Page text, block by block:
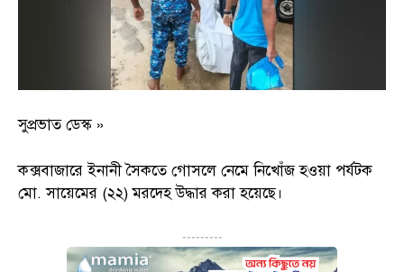
সুপ্রভাত ডেস্ক »
কক্সবাজারে ইনানী সৈকতে গোসলে নেমে নিখোঁজ হওয়া পর্যটক
মো. সায়েমের (২২) মরদেহ উদ্ধার করা হয়েছে।
---------